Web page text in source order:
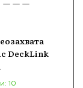
DeckLink
10